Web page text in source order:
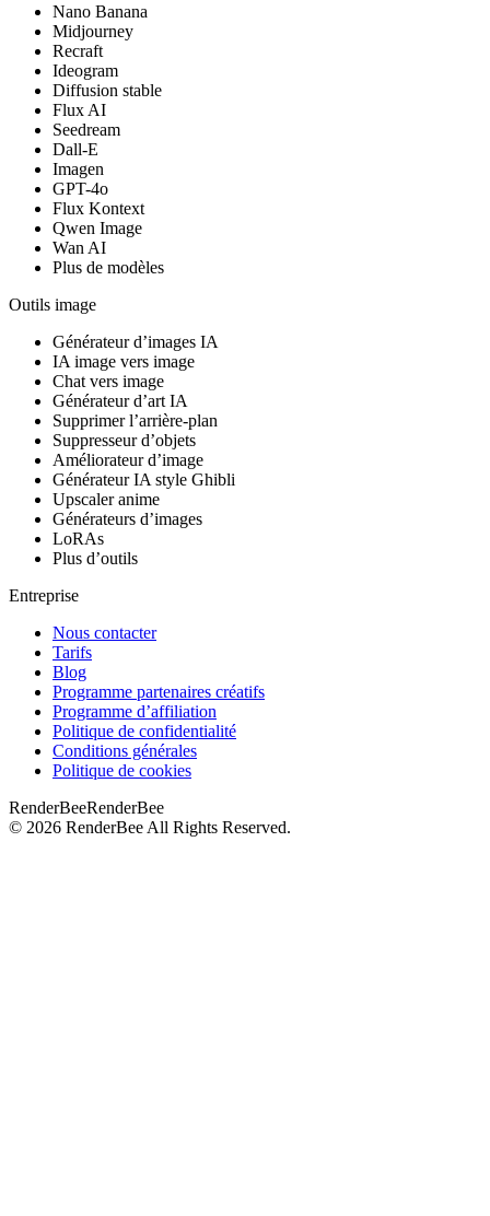
Nano Banana
Midjourney
Recraft
Ideogram
Diffusion stable
Flux AI
Seedream
Dall-E
Imagen
GPT-4o
Flux Kontext
Qwen Image
Wan AI
Plus de modèles
Outils image
Générateur d’images IA
IA image vers image
Chat vers image
Générateur d’art IA
Supprimer l’arrière‑plan
Suppresseur d’objets
Améliorateur d’image
Générateur IA style Ghibli
Upscaler anime
Générateurs d’images
LoRAs
Plus d’outils
Entreprise
Nous contacter
Tarifs
Blog
Programme partenaires créatifs
Programme d’affiliation
Politique de confidentialité
Conditions générales
Politique de cookies
RenderBeeRenderBee
© 2026 RenderBee All Rights Reserved.